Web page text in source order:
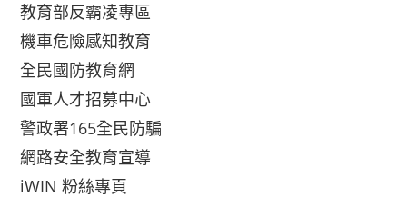
教育部反霸凌專區
機車危險感知教育
全民國防教育網
國軍人才招募中心
警政署165全民防騙
網路安全教育宣導
iWIN 粉絲專頁